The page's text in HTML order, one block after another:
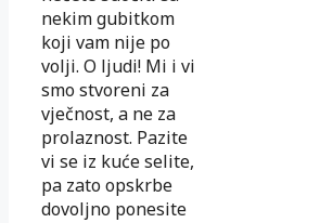
nekim gubitkom
koji vam nije po
volji. O ljudi! Mi i vi
smo stvoreni za
vječnost, a ne za
prolaznost. Pazite
vi se iz kuće selite,
pa zato opskrbe
dovoljno ponesite